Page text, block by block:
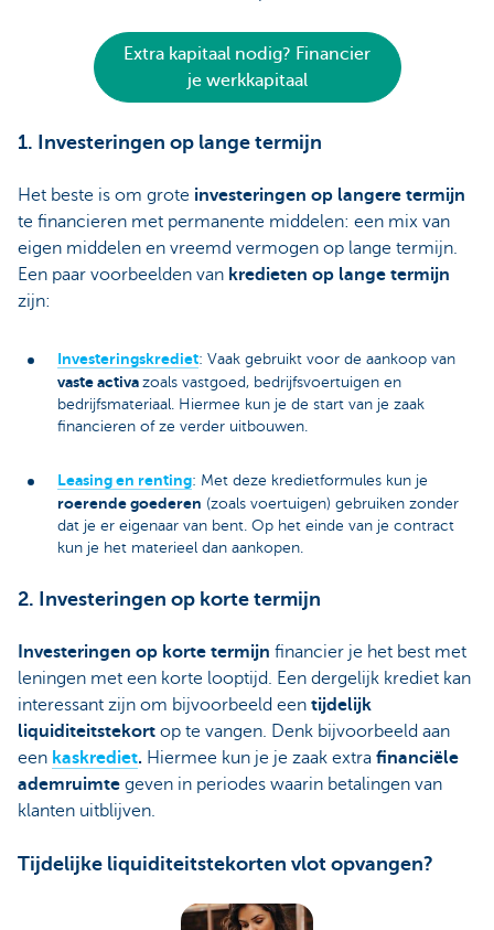
Extra kapitaal nodig? Financier
je werkkapitaal
1. Investeringen op lange termijn
Het beste is om grote investeringen op langere termijn
te financieren met permanente middelen: een mix van
eigen middelen en vreemd vermogen op lange termijn.
Een paar voorbeelden van kredieten op lange termijn
zijn:
Investeringskrediet: Vaak gebruikt voor de aankoop van
vaste activa zoals vastgoed, bedrijfsvoertuigen en
bedrijfsmateriaal. Hiermee kun je de start van je zaak
financieren of ze verder uitbouwen.
Leasing en renting: Met deze kredietformules kun je
roerende goederen (zoals voertuigen) gebruiken zonder
dat je er eigenaar van bent. Op het einde van je contract
kun je het materieel dan aankopen.
2. Investeringen op korte termijn
Investeringen op korte termijn financier je het best met
leningen met een korte looptijd. Een dergelijk krediet kan
interessant zijn om bijvoorbeeld een tijdelijk
liquiditeitstekort op te vangen. Denk bijvoorbeeld aan
een kaskrediet. Hiermee kun je je zaak extra financiële
ademruimte geven in periodes waarin betalingen van
klanten uitblijven.
Tijdelijke liquiditeitstekorten vlot opvangen?